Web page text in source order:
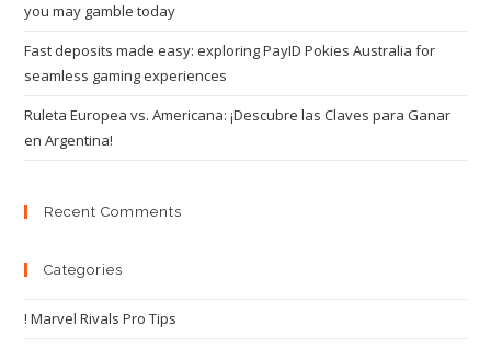
you may gamble today
Fast deposits made easy: exploring PayID Pokies Australia for
seamless gaming experiences
Ruleta Europea vs. Americana: ¡Descubre las Claves para Ganar
en Argentina!
Recent Comments
Categories
! Marvel Rivals Pro Tips